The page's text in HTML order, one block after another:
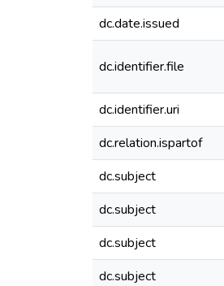
dc.date.issued
dc.identifier.file
dc.identifier.uri
dc.relation.ispartof
dc.subject
dc.subject
dc.subject
dc.subject